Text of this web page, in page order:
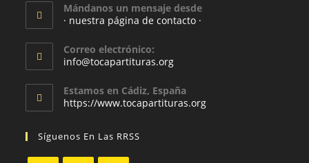
Mándanos un mensaje desde
· nuestra página de contacto ·
Correo electrónico:
info@tocapartituras.org
Estamos en Cádiz, España
https://www.tocapartituras.org
Síguenos En Las RRSS